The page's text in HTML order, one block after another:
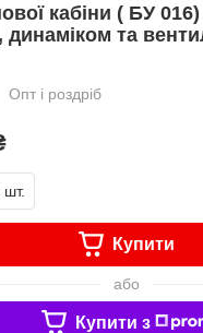
кабіни ( БУ
та
Опт і роздріб
шт.
Купити
або
Купити з